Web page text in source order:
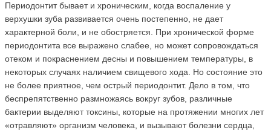
Периодонтит бывает и хроническим, когда воспаление у
верхушки зуба развивается очень постепенно, не дает
характерной боли, и не обостряется. При хронической форме
периодонтита все выражено слабее, но может сопровождаться
отеком и покраснением десны и повышением температуры, в
некоторых случаях наличием свищевого хода. Но состояние это
не более приятное, чем острый периодонтит. Дело в том, что
беспрепятственно размножаясь вокруг зубов, различные
бактерии выделяют токсины, которые на протяжении многих лет
«отравляют» организм человека, и вызывают болезни сердца,